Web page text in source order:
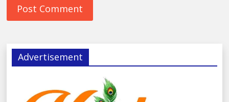
Advertisement